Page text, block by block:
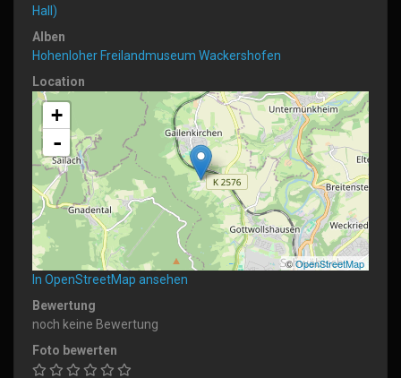
Hall)
Alben
Hohenloher Freilandmuseum Wackershofen
Location
+
-
©OpenStreetMap
In OpenStreetMap ansehen
Bewertung
noch keine Bewertung
Foto bewerten